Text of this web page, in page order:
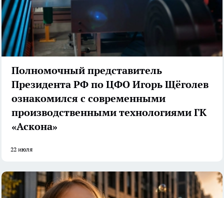
Полномочный представитель
Президента РФ по ЦФО Игорь Щёголев
ознакомился с современными
производственными технологиями ГК
«Аскона»
22 июля